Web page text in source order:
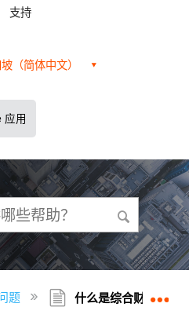
支持
（简体中文）
应用
次
题 什么是综合财务管理